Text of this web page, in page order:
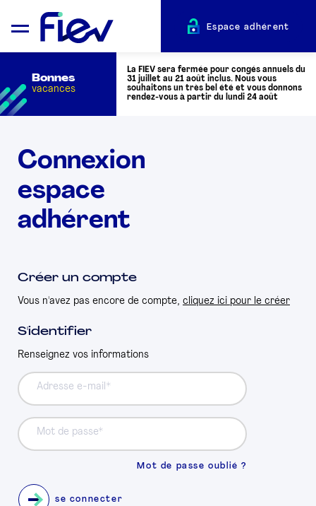
QUI SOMMES-NOUS ?
L’AUTOMOTIVE
ADHÉRENTS
ÉVÉNEMENTS
Espace adhérent
Bonnes
vacances
La FIEV sera fermée pour congés annuels du
31 juillet au 21 août inclus. Nous vous
souhaitons un très bel été et vous donnons
rendez-vous à partir du lundi 24 août
Connexion
espace
adhérent
Créer un compte
Vous n'avez pas encore de compte, cliquez ici pour le créer
S'identifier
Renseignez vos informations
Adresse e-mail
Mot de passe
Mot de passe oublié ?
se connecter